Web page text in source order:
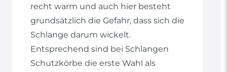
recht warm und auch hier besteht
grundsätzlich die Gefahr, dass sich die
Schlange darum wickelt.
Entsprechend sind bei Schlangen
Schutzkörbe die erste Wahl als